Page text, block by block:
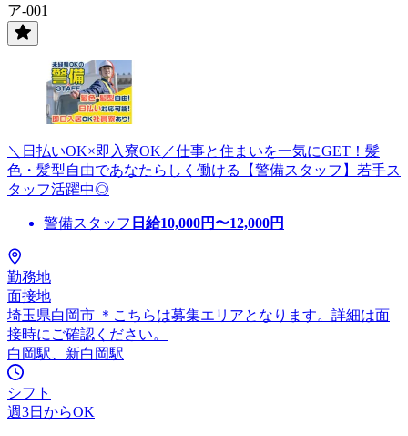
ア-001
＼日払いOK×即入寮OK／仕事と住まいを一気にGET！髪
色・髪型自由であなたらしく働ける【警備スタッフ】若手ス
タッフ活躍中◎
警備スタッフ 日給10,000円〜12,000円
勤務地
面接地
埼玉県白岡市 ＊こちらは募集エリアとなります。詳細は面
接時にご確認ください。
白岡駅、新白岡駅
シフト
週3日からOK